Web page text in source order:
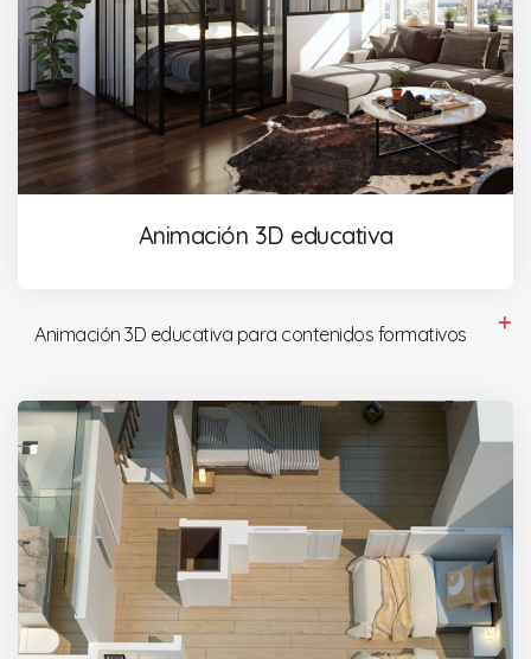
Animación 3D educativa
Animación 3D educativa para contenidos formativos